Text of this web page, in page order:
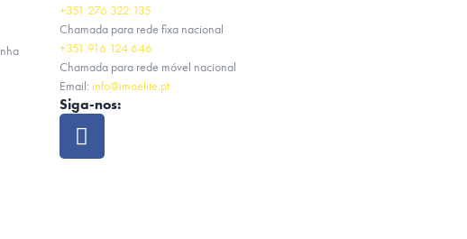
+351 276 322 135
Chamada para rede fixa nacional
+351 916 124 646
Chamada para rede móvel nacional
Email: info@imoelite.pt
Siga-nos: